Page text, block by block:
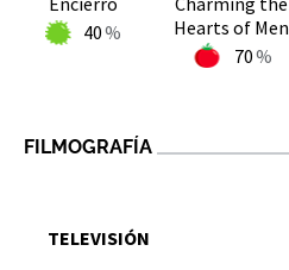
40
Hearts of Men
70
FILMOGRAFÍA
TELEVISIÓN